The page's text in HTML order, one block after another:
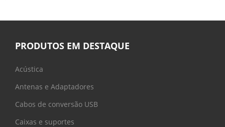
PRODUTOS EM DESTAQUE
Acústica
Antenas e Adaptadores
Cabos de conversão USB
Caixas e suportes